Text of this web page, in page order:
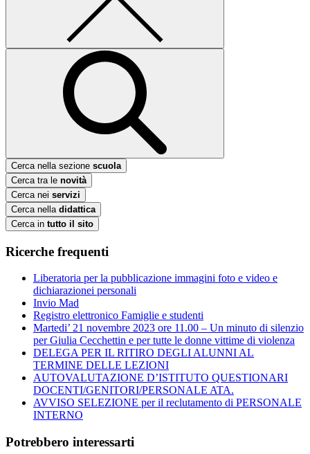
Cerca nella sezione scuola
Cerca tra le novità
Cerca nei servizi
Cerca nella didattica
Cerca in tutto il sito
Ricerche frequenti
Liberatoria per la pubblicazione immagini foto e video e
dichiarazionei personali
Invio Mad
Registro elettronico Famiglie e studenti
Martedi’ 21 novembre 2023 ore 11.00 – Un minuto di silenzio
per Giulia Cecchettin e per tutte le donne vittime di violenza
DELEGA PER IL RITIRO DEGLI ALUNNI AL
TERMINE DELLE LEZIONI
AUTOVALUTAZIONE D’ISTITUTO QUESTIONARI
DOCENTI/GENITORI/PERSONALE ATA.
AVVISO SELEZIONE per il reclutamento di PERSONALE
INTERNO
Potrebbero interessarti